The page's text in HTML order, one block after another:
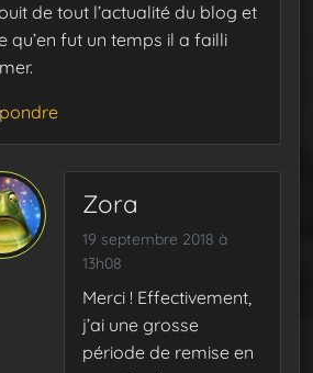
de tout l’actualité du blog et
qu’en fut un temps il a failli
Zora
19 septembre 2018 à
13h08
Merci ! Effectivement,
j’ai une grosse
période de remise en